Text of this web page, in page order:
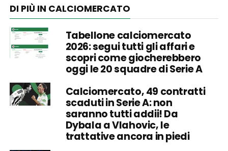
DI PIÙ IN CALCIOMERCATO
Tabellone calciomercato
2026: segui tutti gli affari e
scopri come giocherebbero
oggi le 20 squadre di Serie A
Calciomercato, 49 contratti
scaduti in Serie A: non
saranno tutti addii! Da
Dybala a Vlahovic, le
trattative ancora in piedi